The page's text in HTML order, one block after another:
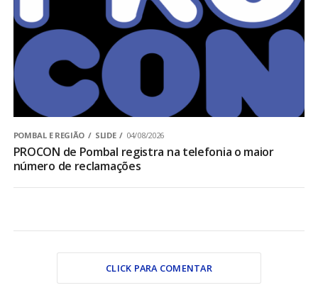
POMBAL E REGIÃO SLIDE 04/08/2026
PROCON de Pombal registra na telefonia o maior
número de reclamações
CLICK PARA COMENTAR